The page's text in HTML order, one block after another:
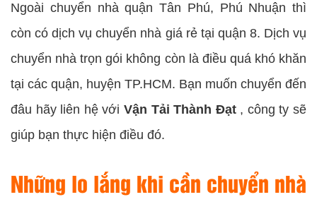
Ngoài chuyển nhà quận Tân Phú, Phú Nhuận thì
còn có dịch vụ chuyển nhà giá rẻ tại quận 8. Dịch vụ
chuyển nhà trọn gói không còn là điều quá khó khăn
tại các quận, huyện TP.HCM. Bạn muốn chuyển đến
đâu hãy liên hệ với Vận Tải Thành Đạt , công ty sẽ
giúp bạn thực hiện điều đó.
Những lo lắng khi cần chuyển nhà